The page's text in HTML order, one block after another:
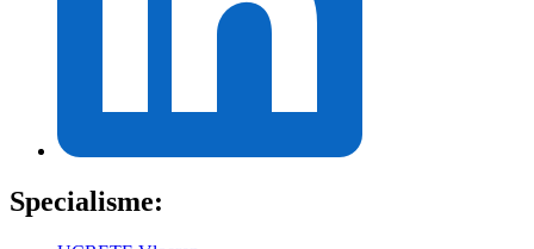
Specialisme: